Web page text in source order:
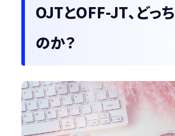
OJTとOFF-JT、どっ
のか？